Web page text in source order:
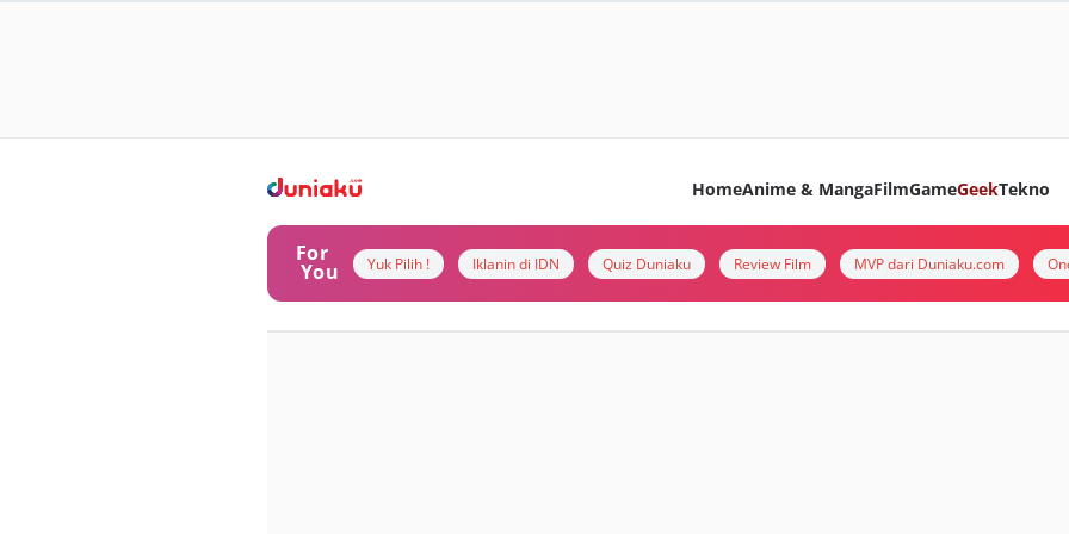
HomeAnime & MangaFilmGameGeekTekno
For
You Yuk Pilih ! Iklanin di IDN Quiz Duniaku Review Film MVP dari Duniaku.com